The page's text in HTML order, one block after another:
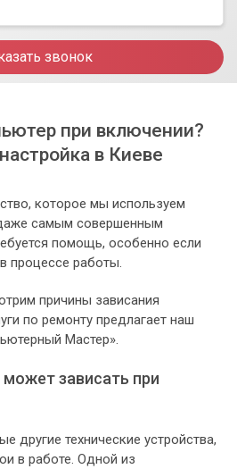
звонок
при включении?
в Киеве
которое мы используем
самым совершенным
помощь, особенно если
процессе работы.
причины зависания
по ремонту предлагает наш
Мастер».
зависать при
другие технические устройства,
в работе. Одной из